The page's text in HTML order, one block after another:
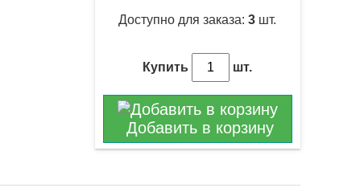
Доступно для заказа:3 шт.
Купить шт.
Добавить в корзину